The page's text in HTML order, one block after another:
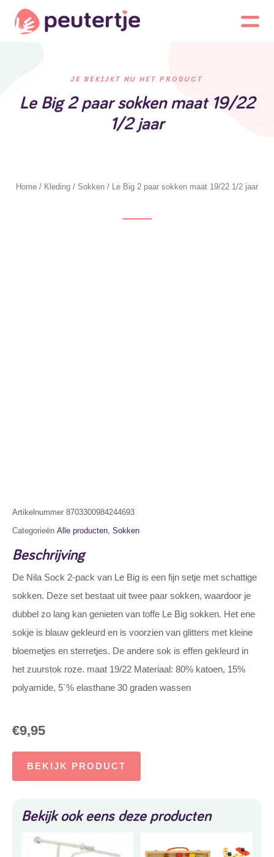
JE BEKIJKT NU HET PRODUCT
Le Big 2 paar sokken maat 19/22
1/2 jaar
Home / Kleding / Sokken / Le Big 2 paar sokken maat 19/22 1/2 jaar
Artikelnummer 8703300984244693
Categorieën Alle producten, Sokken
Beschrijving
De Nila Sock 2-pack van Le Big is een fijn setje met schattige
sokken. Deze set bestaat uit twee paar sokken, waardoor je
dubbel zo lang kan genieten van toffe Le Big sokken. Het ene
sokje is blauw gekleurd en is voorzien van glitters met kleine
bloemetjes en sterretjes. De andere sok is effen gekleurd in
het zuurstok roze. maat 19/22 Materiaal: 80% katoen, 15%
polyamide, 5`% elasthane 30 graden wassen
€9,95
BEKIJK PRODUCT
Bekijk ook eens deze producten